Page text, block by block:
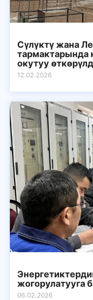
Сүлүктү жана
тармактарында
окутуу
12.02.2026
жогорулатууга
06.02.2026